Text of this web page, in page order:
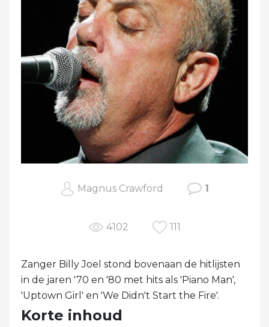
Magnus Crawford 1
4102 111
Zanger Billy Joel stond bovenaan de hitlijsten
in de jaren '70 en '80 met hits als 'Piano Man',
'Uptown Girl' en 'We Didn't Start the Fire'.
Korte inhoud